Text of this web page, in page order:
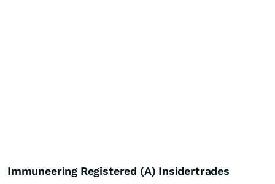
Immuneering Registered (A) Insidertrades